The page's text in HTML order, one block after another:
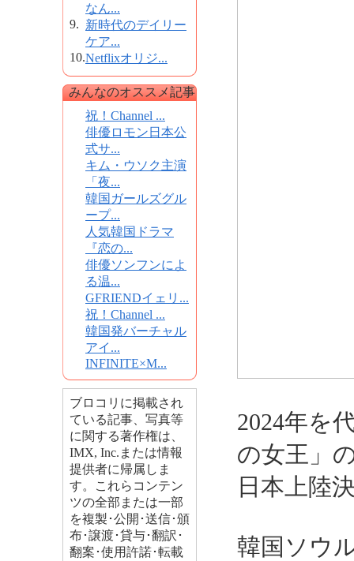
なん...
9. 新時代のデイリー
ケア...
10.Netflixオリジ...
みんなのオススメ記事
祝！Channel ...
俳優ロモン日本公
式サ...
キム・ウソク主演
「夜...
韓国ガールズグル
ープ...
人気韓国ドラマ
『恋の...
俳優ソンフンによ
る温...
GFRIENDイェリ...
祝！Channel ...
韓国発バーチャル
アイ...
INFINITE×M...
ブロコリに掲載され
ている記事、写真等
に関する著作権は、
IMX, Inc.または情報
提供者に帰属しま
す。これらコンテン
ツの全部または一部
を複製･公開･送信･頒
布･譲渡･貸与･翻訳･
翻案･使用許諾･転載
2024年を
の女王」
日本上陸
韓国ソウ